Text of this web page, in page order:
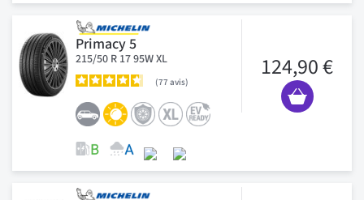
Primacy 5
215/50 R 17 95W XL
77 avis
124,90 €